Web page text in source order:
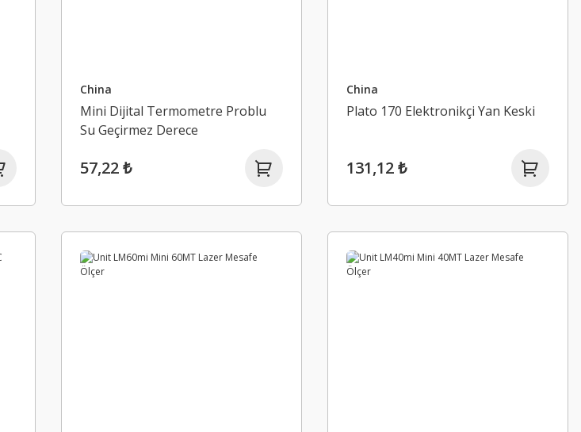
China
Mini Dijital Termometre Problu
Su Geçirmez Derece
57,22 ₺
China
Plato 170 Elektronikçi Yan Keski
131,12 ₺